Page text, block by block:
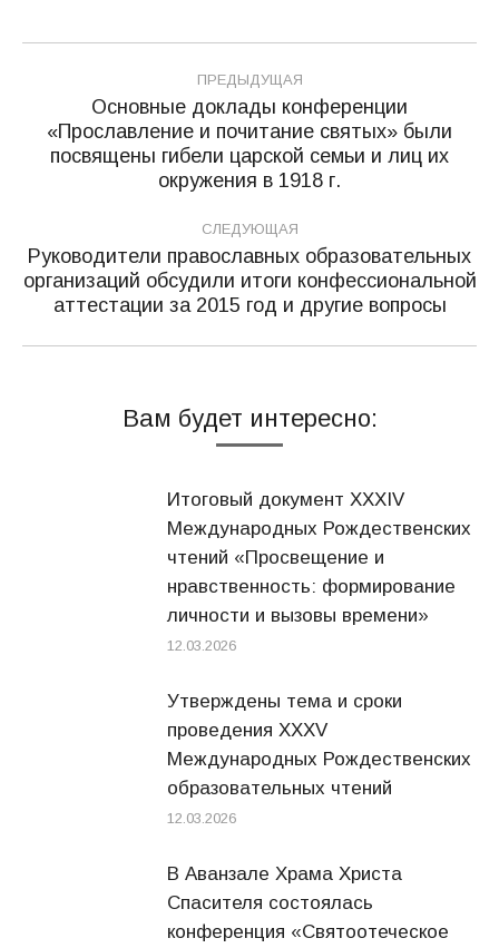
Навигация
записям
ПРЕДЫДУЩАЯ
Предыдущая
запись:
Основные доклады конференции
«Прославление и почитание святых» были
посвящены гибели царской семьи и лиц их
окружения в 1918 г.
СЛЕДУЮЩАЯ
Следующая
запись:
Руководители православных образовательных
организаций обсудили итоги конфессиональной
аттестации за 2015 год и другие вопросы
Вам будет интересно:
Итоговый документ XXХIV
Международных Рождественских
чтений «Просвещение и
нравственность: формирование
личности и вызовы времени»
12.03.2026
Утверждены тема и сроки
проведения XXXV
Международных Рождественских
образовательных чтений
12.03.2026
В Аванзале Храма Христа
Спасителя состоялась
конференция «Святоотеческое